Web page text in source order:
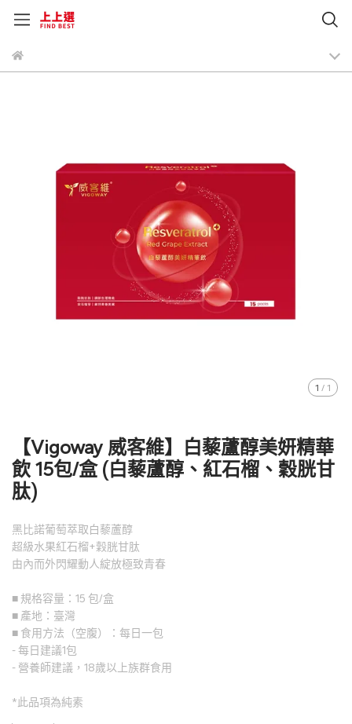
1 / 1
【Vigoway 威客維】白藜蘆醇美妍精華
飲 15包/盒 (白藜蘆醇、紅石榴、穀胱甘
肽)
黑比諾葡萄萃取白藜蘆醇
超級水果紅石榴+穀胱甘肽
由內而外閃耀動人綻放極致青春
■ 規格容量：15 包/盒
■ 產地：臺灣
■ 食用方法（空腹）：每日一包
- 每日建議1包
- 營養師建議，18歲以上族群食用
*此品項為純素